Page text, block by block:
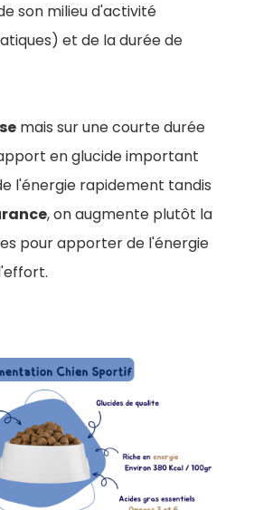
son milieu d'activité
et de la durée de
mais sur une courte durée
en glucide important
l'énergie rapidement tandis
, on augmente plutôt la
pour apporter de l'énergie